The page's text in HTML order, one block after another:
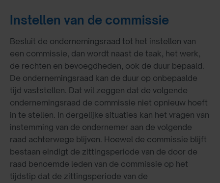
Instellen van de commissie
Besluit de ondernemingsraad tot het instellen van
een commissie, dan wordt naast de taak, het werk,
de rechten en bevoegdheden, ook de duur bepaald.
De ondernemingsraad kan de duur op onbepaalde
tijd vaststellen. Dat wil zeggen dat de volgende
ondernemingsraad de commissie niet opnieuw hoeft
in te stellen. In dergelijke situaties kan het vragen van
instemming van de ondernemer aan de volgende
raad achterwege blijven. Hoewel de commissie blijft
bestaan eindigt de zittingsperiode van de door de
raad benoemde leden van de commissie op het
tijdstip dat de zittingsperiode van de